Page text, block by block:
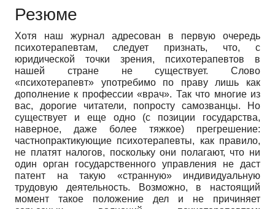
Резюме
Хотя наш журнал адресован в первую очередь
психотерапевтам, следует признать, что, с
юридической точки зрения, психотерапевтов в
нашей стране не существует. Слово
«психотерапевт» употребимо по праву лишь как
дополнение к профессии «врач». Так что многие из
вас, дорогие читатели, попросту самозванцы. Но
существует и еще одно (с позиции государства,
наверное, даже более тяжкое) прегрешение:
частнопрактикующие психотерапевты, как правило,
не платят налогов, поскольку они полагают, что ни
один орган государственного управления не даст
патент на такую «странную» индивидуальную
трудовую деятельность. Возможно, в настоящий
момент такое положение дел и не причиняет